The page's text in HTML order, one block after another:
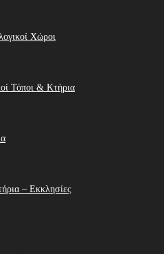
Χώροι
Τόποι & Κτήρια
– Εκκλησίες